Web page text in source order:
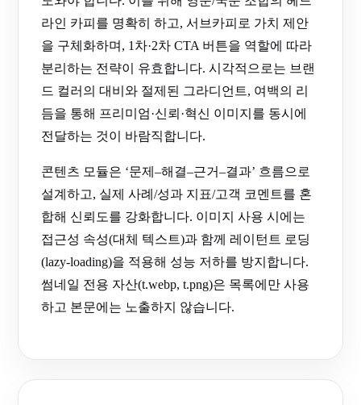
라인 카피를 명확히 하고, 서브카피로 가치 제안
을 구체화하며, 1차·2차 CTA 버튼을 역할에 따라
분리하는 전략이 유효합니다. 시각적으로는 브랜
드 컬러의 대비와 절제된 그라디언트, 여백의 리
듬을 통해 프리미엄·신뢰·혁신 이미지를 동시에
전달하는 것이 바람직합니다.
콘텐츠 모듈은 ‘문제–해결–근거–결과’ 흐름으로
설계하고, 실제 사례/성과 지표/고객 코멘트를 혼
합해 신뢰도를 강화합니다. 이미지 사용 시에는
접근성 속성(대체 텍스트)과 함께 레이턴트 로딩
(lazy-loading)을 적용해 성능 저하를 방지합니다.
썸네일 전용 자산(t.webp, t.png)은 목록에만 사용
하고 본문에는 노출하지 않습니다.